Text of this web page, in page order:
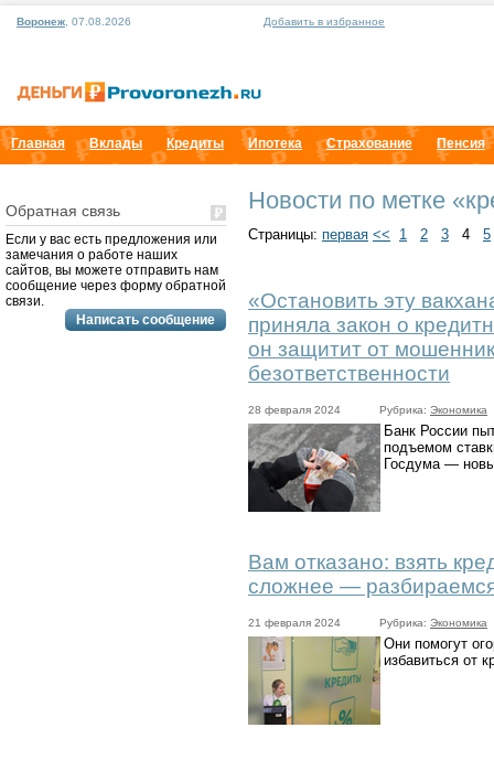
Воронеж , 07.08.2026 Добавить в избранное
Главная Вклады Кредиты Ипотека Страхование Пенсия
Обратная связь
Если у вас есть предложения или
замечания о работе наших
сайтов, вы можете отправить нам
сообщение через форму обратной
связи.
Новости по метке
Страницы: первая << 1 2 3 4 5
«Остановить эту
приняла закон о
он защитит от
безответственности
28 февраля 2024 Рубрика: Экономика
Банк России
подъемом
Госдума —
Вам отказано: взять
сложнее —
21 февраля 2024 Рубрика: Экономика
Они помогут
избавиться от